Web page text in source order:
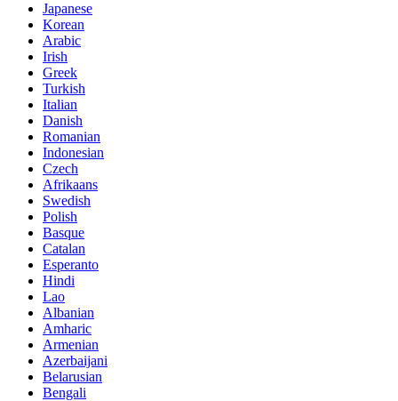
Japanese
Korean
Arabic
Irish
Greek
Turkish
Italian
Danish
Romanian
Indonesian
Czech
Afrikaans
Swedish
Polish
Basque
Catalan
Esperanto
Hindi
Lao
Albanian
Amharic
Armenian
Azerbaijani
Belarusian
Bengali